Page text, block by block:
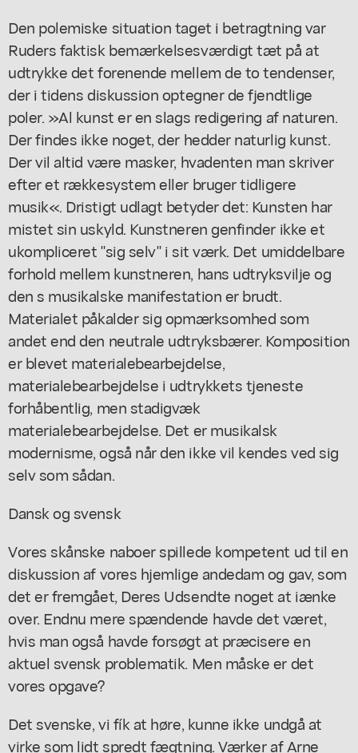
Den polemiske situation taget i betragtning var
Ruders faktisk bemærkelsesværdigt tæt på at
udtrykke det forenende mellem de to tendenser,
der i tidens diskussion optegner de fjendtlige
poler. »Al kunst er en slags redigering af naturen.
Der findes ikke noget, der hedder naturlig kunst.
Der vil altid være masker, hvadenten man skriver
efter et rækkesystem eller bruger tidligere
musik«. Dristigt udlagt betyder det: Kunsten har
mistet sin uskyld. Kunstneren genfinder ikke et
ukompliceret "sig selv" i sit værk. Det umiddelbare
forhold mellem kunstneren, hans udtryksvilje og
den s musikalske manifestation er brudt.
Materialet påkalder sig opmærksomhed som
andet end den neutrale udtryksbærer. Komposition
er blevet materialebearbejdelse,
materialebearbejdelse i udtrykkets tjeneste
forhåbentlig, men stadigvæk
materialebearbejdelse. Det er musikalsk
modernisme, også når den ikke vil kendes ved sig
selv som sådan.
Dansk og svensk
Vores skånske naboer spillede kompetent ud til en
diskussion af vores hjemlige andedam og gav, som
det er fremgået, Deres Udsendte noget at iænke
over. Endnu mere spændende havde det været,
hvis man også havde forsøgt at præcisere en
aktuel svensk problematik. Men måske er det
vores opgave?
Det svenske, vi fík at høre, kunne ikke undgå at
virke som lidt spredt fægtning. Værker af Arne